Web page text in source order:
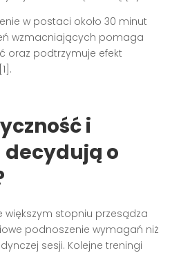
w postaci około 30 minut
wzmacniających pomaga
oraz podtrzymuje efekt
i
o
większym stopniu przesądza
podnoszenie wymagań niż
sesji. Kolejne treningi